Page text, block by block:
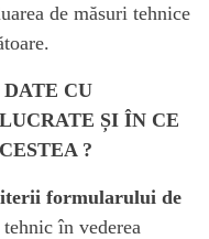
de măsuri tehnice
CU
ȘI ÎN CE
?
formularului de
în vederea